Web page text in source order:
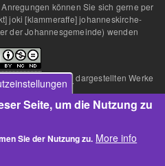
können Sie sich gerne per
joki [klammeraffe]johanneskirche-
der Johannesgemeinde) wenden
Erlangen dargestellten Werke
unter einer
- Nicht kommerziell - Keine
Erlaubnisse können Sie
beim Webmaster erhalten.
Seite, um die Nutzung zu
Sie der Nutzung zu. More info